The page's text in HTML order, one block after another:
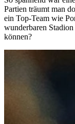
Partien träumt man
ein Top-Team wie
wunderbaren
können?